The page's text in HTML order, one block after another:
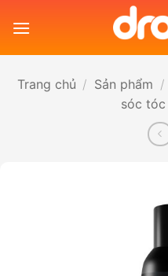
qua
Trang chủ / Sản phẩm /
sóc tóc